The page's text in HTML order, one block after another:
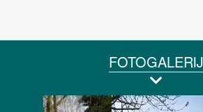
FOTOGALERIJ